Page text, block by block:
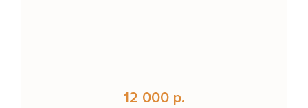
12 000 р.